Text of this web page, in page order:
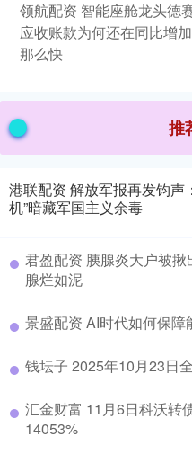
领航配资 智能座舱龙头德
应收账款为何还在同比增
那么快
推
港联配资 解放军报再发钧声
机”暗藏军国主义余毒
君盈配资 胰腺炎大户被
腺烂如泥
景盛配资 AI时代如何保
钱坛子 2025年10月23日
汇金财富 11月6日科沃转
14053%